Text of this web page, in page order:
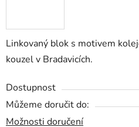
Linkovaný blok s motivem
kouzel v Bradavicích.
Dostupnost
Můžeme doručit do:
Možnosti doručení